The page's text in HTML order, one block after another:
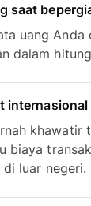
saat
uang
dalam
internasional
khawatir
luar negeri.